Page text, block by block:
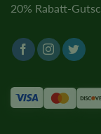
20% Rabatt-